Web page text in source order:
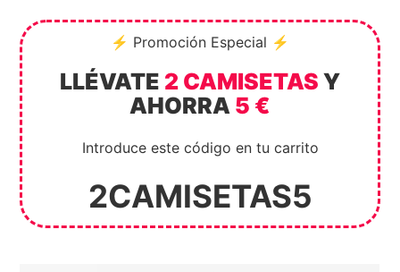
⚡ Promoción Especial ⚡
LLÉVATE 2 CAMISETAS Y
AHORRA 5 €
Introduce este código en tu carrito
2CAMISETAS5